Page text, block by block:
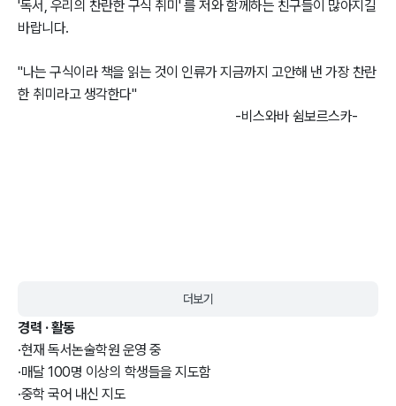
'독서, 우리의 찬란한 구식 취미' 를 저와 함께하는 친구들이 많아지길
바랍니다.
"나는 구식이라 책을 읽는 것이 인류가 지금까지 고안해 낸 가장 찬란
한 취미라고 생각한다"
                                                                      -비스와바 쉼보르스카-
더보기
경력 · 활동
·현재 독서논술학원 운영 중
·매달 100명 이상의 학생들을 지도함
·중학 국어 내신 지도